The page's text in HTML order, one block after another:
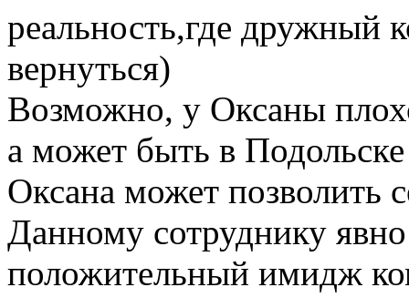
реальность,где дружный
вернуться)
Возможно, у Оксаны
а может быть в
Оксана может позволить
Данному сотруднику
положительный имидж